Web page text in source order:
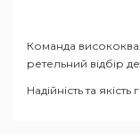
Команда
ретельний відбір
Надійність та